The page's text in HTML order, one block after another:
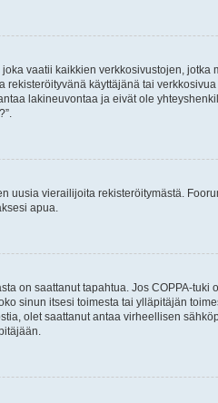
vaatii kaikkien verkkosivustojen,
käyttäjänä tai
lakineuvontaa ja eivät ole
vierailijoita rekisteröitymästä.
apua.
on saattanut tapahtua. Jos COPPA-
sinun itsesi toimesta tai ylläpitäjän
olet saattanut antaa virheellisen